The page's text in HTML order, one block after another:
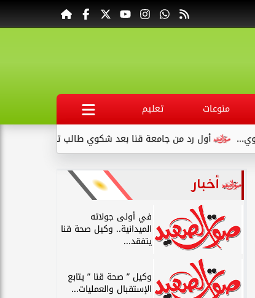
منوعات
تعليم
أول رد من جامعة قنا بعد شكوي طالب تربية رياضية ...
أخبار
في أولى جولاته
الميدانية.. وكيل صحة قنا
يتفقد...
وكيل ” صحة قنا ” يتابع
الإستقبال والعمليات...